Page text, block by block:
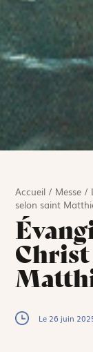
Accueil / Messe /
selon saint
Christ
Le 26 juin